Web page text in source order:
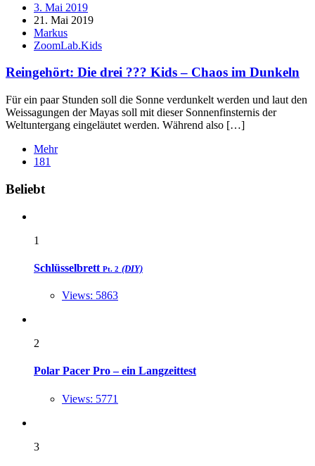
3. Mai 2019
21. Mai 2019
Markus
ZoomLab.Kids
Reingehört: Die drei ??? Kids – Chaos im Dunkeln
Für ein paar Stunden soll die Sonne verdunkelt werden und laut den
Weissagungen der Mayas soll mit dieser Sonnenfinsternis der
Weltuntergang eingeläutet werden. Während also […]
Mehr
181
Widgets
Beliebt
1
Schlüsselbrett Pt. 2 (DIY)
Views: 5863
2
Polar Pacer Pro – ein Langzeittest
Views: 5771
3